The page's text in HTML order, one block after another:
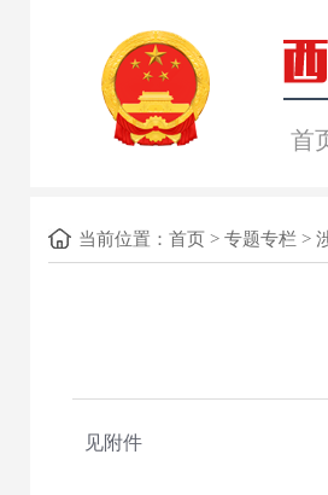
首
当前位置： 首页> 专题专栏 >
见附件